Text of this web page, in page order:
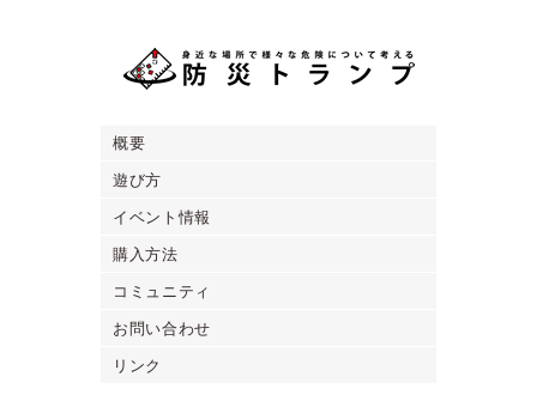
概要
遊び方
イベント情報
購入方法
コミュニティ
お問い合わせ
リンク